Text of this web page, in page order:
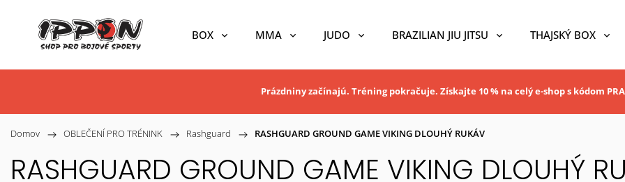
BOX MMA JUDO BRAZILIAN JIU JITSU THAJSKÝ BOX
Prázdniny začínajú. Tréning pokračuje. Získajte 10 % na celý e-shop s kódom
Domov / OBLEČENÍ PRO TRÉNINK / Rashguard / RASHGUARD GROUND GAME VIKING DLOUHÝ RUKÁV
RASHGUARD GROUND GAME VIKING DLOUHÝ